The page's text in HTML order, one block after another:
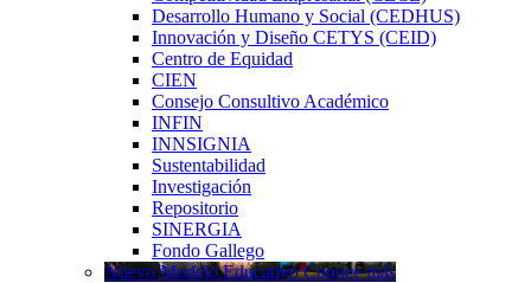
Desarrollo Humano y Social (CEDHUS)
Innovación y Diseño CETYS (CEID)
Centro de Equidad
CIEN
Consejo Consultivo Académico
INFIN
INNSIGNIA
Sustentabilidad
Investigación
Repositorio
SINERGIA
Fondo Gallego
Nuevo Modelo Educativo Conoce más